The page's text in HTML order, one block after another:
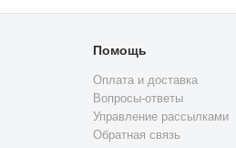
Помощь
Оплата и доставка
Вопросы-ответы
Управление рассылками
Обратная связь